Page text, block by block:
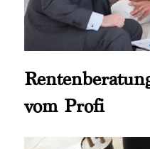
vom Profi